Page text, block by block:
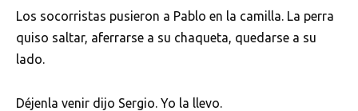
Los socorristas pusieron a Pablo en la camilla. La perra
quiso saltar, aferrarse a su chaqueta, quedarse a su
lado.
Déjenla venir dijo Sergio. Yo la llevo.